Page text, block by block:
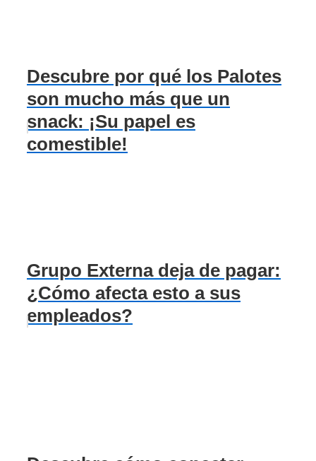
Descubre por qué los Palotes
son mucho más que un
snack: ¡Su papel es
comestible!
Grupo Externa deja de pagar:
¿Cómo afecta esto a sus
empleados?